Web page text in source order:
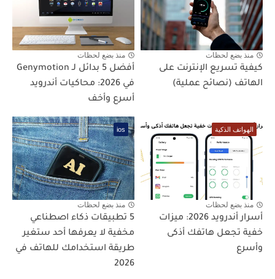
منذ بضع لحظات
كيفية تسريع الإنترنت على
الهاتف (نصائح عملية)
منذ بضع لحظات
أفضل 5 بدائل لـ Genymotion
في 2026: محاكيات أندرويد
أسرع وأخف
الهواتف الذكية
منذ بضع لحظات
أسرار أندرويد 2026: ميزات
خفية تجعل هاتفك أذكى
وأسرع
ios
منذ بضع لحظات
5 تطبيقات ذكاء اصطناعي
مخفية لا يعرفها أحد ستغير
طريقة استخدامك للهاتف في
2026